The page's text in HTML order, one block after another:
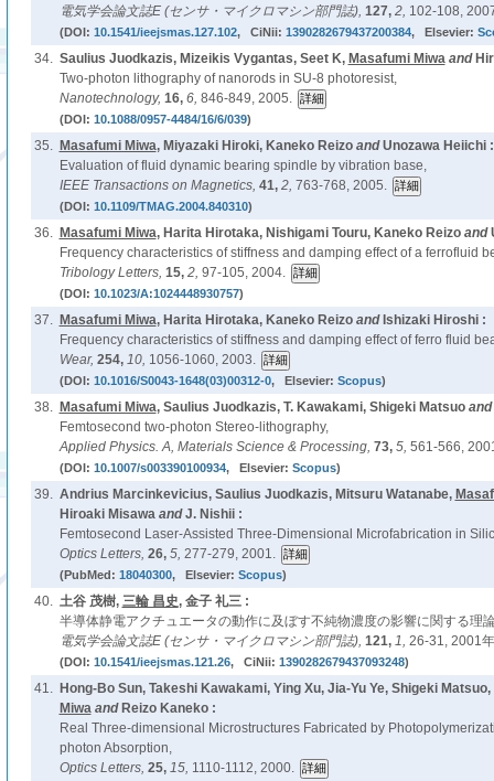
電気学会論文誌E (センサ・マイクロマシン部門誌), 127, 2, 102-108,
(DOI: 10.1541/ieejsmas.127.102, CiNii: 1390282679437200384, Elsevier:
34. Saulius Juodkazis, Mizeikis Vygantas, Seet K, Masafumi Miwaand
Two-photon lithography of nanorods in SU-8 photoresist,
Nanotechnology, 16, 6, 846-849, 2005.
(DOI: 10.1088/0957-4484/16/6/039)
35. Masafumi Miwa, Miyazaki Hiroki, Kaneko ReizoandUnozawa Heiichi :
Evaluation of fluid dynamic bearing spindle by vibration base,
IEEE Transactions on Magnetics, 41, 2, 763-768, 2005.
(DOI: 10.1109/TMAG.2004.840310)
36. Masafumi Miwa, Harita Hirotaka, Nishigami Touru, Kaneko Reizoand
Frequency characteristics of stiffness and damping effect of a ferrofluid
Tribology Letters, 15, 2, 97-105, 2004.
(DOI: 10.1023/A:1024448930757)
37. Masafumi Miwa, Harita Hirotaka, Kaneko Reizoand Ishizaki Hiroshi :
Frequency characteristics of stiffness and damping effect of ferro fluid
Wear, 254, 10, 1056-1060, 2003.
(DOI: 10.1016/S0043-1648(03)00312-0, Elsevier: Scopus)
38. Masafumi Miwa, Saulius Juodkazis, T. Kawakami, Shigeki Matsuoand
Femtosecond two-photon Stereo-lithography,
Applied Physics. A, Materials Science & Processing, 73, 5, 561-566,
(DOI: 10.1007/s003390100934, Elsevier: Scopus)
39. Andrius Marcinkevicius, Saulius Juodkazis, Mitsuru Watanabe,
Hiroaki MisawaandJ. Nishii :
Femtosecond Laser-Assisted Three-Dimensional Microfabrication in
Optics Letters, 26, 5, 277-279, 2001.
(PubMed: 18040300, Elsevier: Scopus)
40. 土谷 茂樹, 三輪 昌史, 金子 礼三 :
半導体静電アクチュエータの動作に及ぼす不純物濃度の影響に関する理
電気学会論文誌E (センサ・マイクロマシン部門誌), 121, 1, 26-31, 2001
(DOI: 10.1541/ieejsmas.121.26, CiNii: 1390282679437093248)
41.
Hong-Bo Sun, Takeshi Kawakami, Ying Xu, Jia-Yu Ye, Shigeki
Miwaand Reizo Kaneko :
Real Three-dimensional Microstructures Fabricated by
photon Absorption,
Optics Letters, 25, 15, 1110-1112, 2000.